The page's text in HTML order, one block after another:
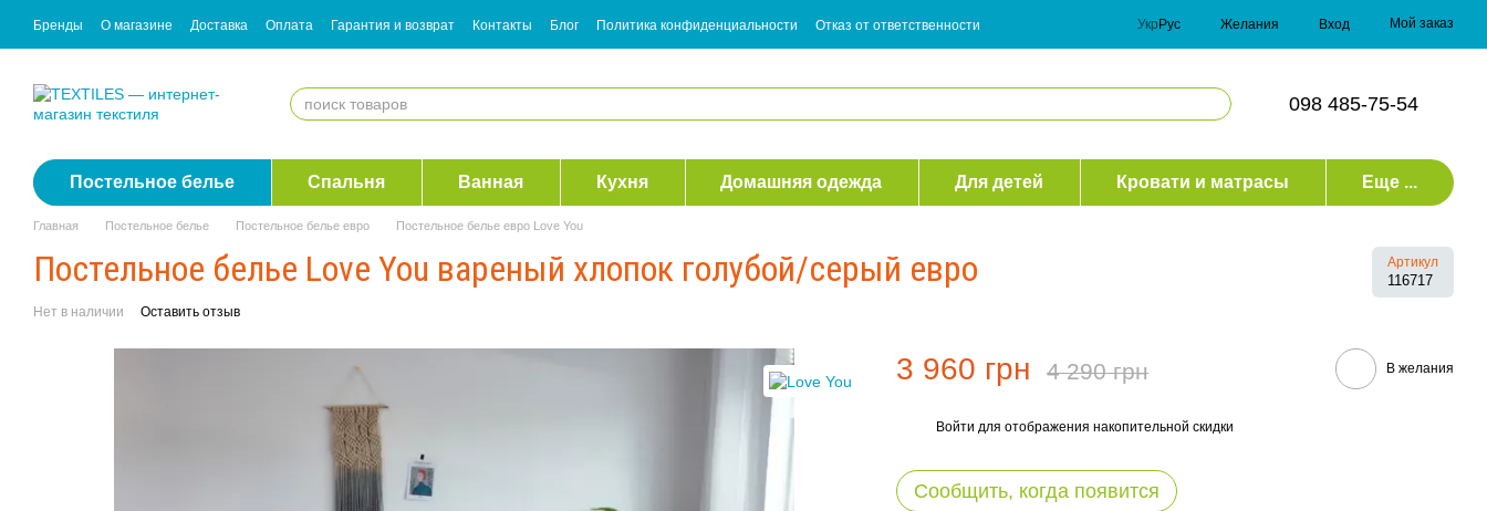
Перейти к основному контенту
Бренды О магазине Доставка Оплата Гарантия и возврат Контакты Блог Политика конфиденциальности
Отказ от ответственности
Согласие с рассылкой
Укр Рус Желания Вход Мой заказ
098 485-75-54
Постельное белье Спальня Ванная Кухня Домашняя одежда Для детей Кровати и матрасы Еще ...
Главная Постельное белье Постельное белье евро Постельное белье евро Love You
Постельное белье Love You вареный хлопок голубой/серый евро Артикул
116717
Нет в наличии Оставить отзыв
3 960 грн 4 290 грн В желания
Войти для отображения накопительной скидки
Сообщить, когда появится